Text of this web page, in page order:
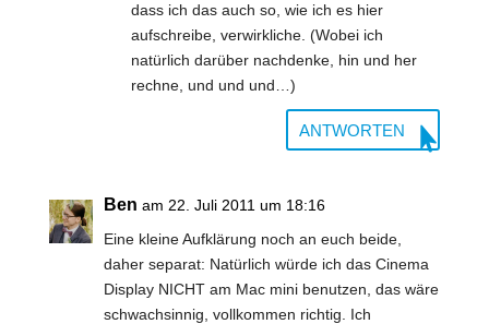
dass ich das auch so, wie ich es hier
aufschreibe, verwirkliche. (Wobei ich
natürlich darüber nachdenke, hin und her
rechne, und und und…)
ANTWORTEN
Ben am 22. Juli 2011 um 18:16
Eine kleine Aufklärung noch an euch beide,
daher separat: Natürlich würde ich das Cinema
Display NICHT am Mac mini benutzen, das wäre
schwachsinnig, vollkommen richtig. Ich